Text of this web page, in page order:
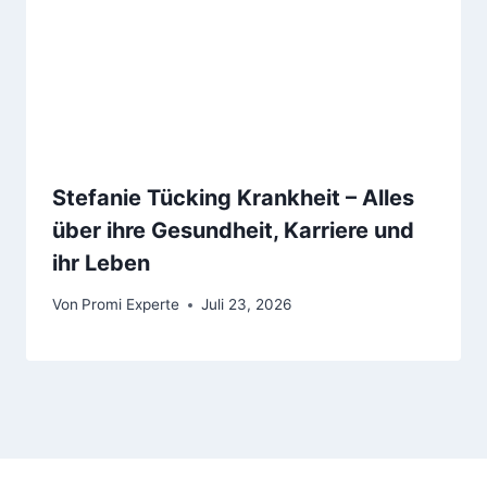
Stefanie Tücking Krankheit – Alles
über ihre Gesundheit, Karriere und
ihr Leben
Von Promi Experte Juli 23, 2026